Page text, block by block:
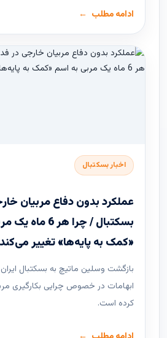
ادامه مطلب
اخبار بسکتبال
عملکرد بدون دفاع مربیان
بسکتبال / چرا هر
«کمک به پایه‌ها» تغییر
بازگشت وسلین ماتیچ به بسکتبال
ابهامات در خصوص چرایی بکارگیری
کرده است.